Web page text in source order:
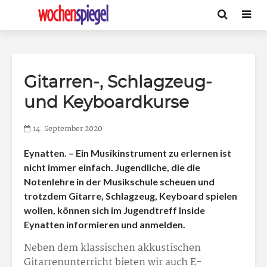
Gitarren-, Schlagzeug-
und Keyboardkurse
14. September 2020
Eynatten. – Ein Musikinstrument zu erlernen ist
nicht immer einfach. Jugendliche, die die
Notenlehre in der Musikschule scheuen und
trotzdem Gitarre, Schlagzeug, Keyboard spielen
wollen, können sich im Jugendtreff Inside
Eynatten informieren und anmelden.
Neben dem klassischen akkustischen
Gitarrenunterricht bieten wir auch E-